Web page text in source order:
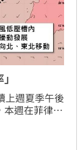
上週夏季午後
本週在菲律賓
統形成之後